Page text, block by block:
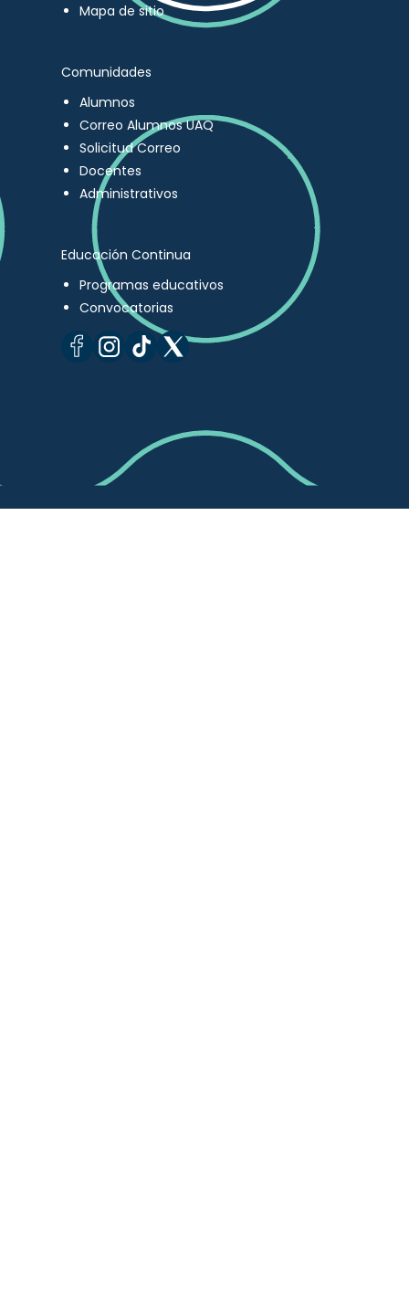
Mapa de sitio
Comunidades
Alumnos
Correo Alumnos UAQ
Solicitud Correo
Docentes
Administrativos
Educación Continua
Programas educativos
Convocatorias